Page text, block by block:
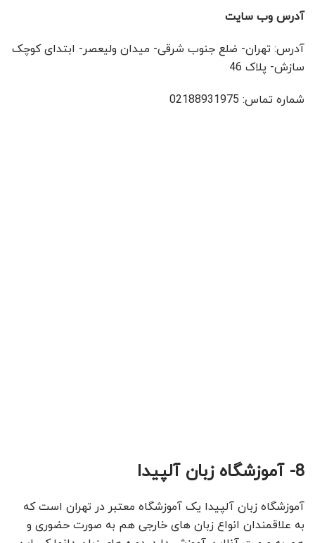
آدرس وب سایت
آدرس: تهران- ضلع جنوب شرقی- میدان ولیعصر- ابتدای کوچک
سازش- پلاک 46
شماره تماس: 02188931975
8- آموزشگاه زبان آلپیدا
آموزشگاه زبان آلپیدا یک آموزشگاه معتبر در تهران است که
به علاقمندان انواع زبان های خارجی هم به صورت حضوری و